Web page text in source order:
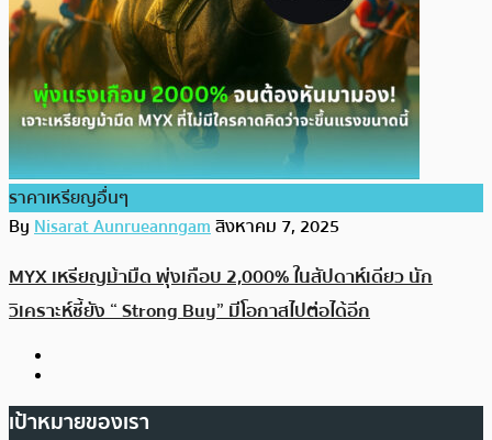
ราคาเหรียญอื่นๆ
ByNisarat Aunrueanngamสิงหาคม 7, 2025
MYX เหรียญม้ามืด พุ่งเกือบ 2,000% ในสัปดาห์เดียว นัก
วิเคราะห์ชี้ยัง “ Strong Buy” มีโอกาสไปต่อได้อีก
เป้าหมายของเรา